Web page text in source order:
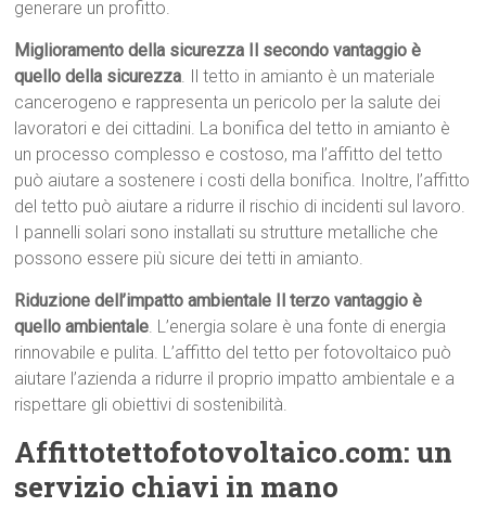
generare un profitto.
Miglioramento della sicurezza Il secondo vantaggio è
quello della sicurezza. Il tetto in amianto è un materiale
cancerogeno e rappresenta un pericolo per la salute dei
lavoratori e dei cittadini. La bonifica del tetto in amianto è
un processo complesso e costoso, ma l’affitto del tetto
può aiutare a sostenere i costi della bonifica. Inoltre, l’affitto
del tetto può aiutare a ridurre il rischio di incidenti sul lavoro.
I pannelli solari sono installati su strutture metalliche che
possono essere più sicure dei tetti in amianto.
Riduzione dell’impatto ambientale Il terzo vantaggio è
quello ambientale. L’energia solare è una fonte di energia
rinnovabile e pulita. L’affitto del tetto per fotovoltaico può
aiutare l’azienda a ridurre il proprio impatto ambientale e a
rispettare gli obiettivi di sostenibilità.
Affittotettofotovoltaico.com: un
servizio chiavi in mano